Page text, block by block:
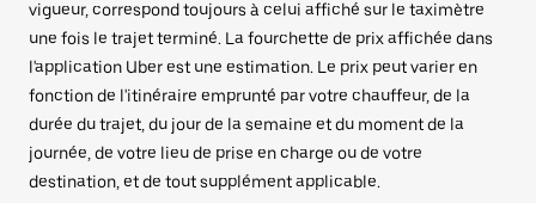
vigueur, correspond toujours à celui affiché sur le taximètre
une fois le trajet terminé. La fourchette de prix affichée dans
l'application Uber est une estimation. Le prix peut varier en
fonction de l'itinéraire emprunté par votre chauffeur, de la
durée du trajet, du jour de la semaine et du moment de la
journée, de votre lieu de prise en charge ou de votre
destination, et de tout supplément applicable.